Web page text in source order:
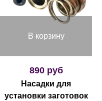
В корзину
890 руб
Насадки для
установки заготовок